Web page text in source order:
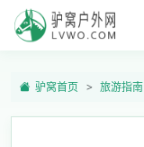
驴窝首页 旅游指南